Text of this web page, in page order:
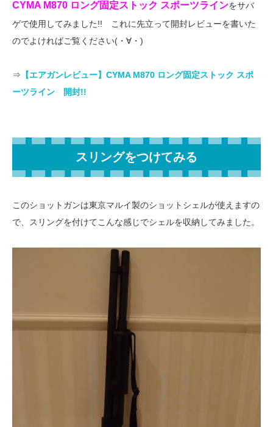
CYMA M870 ロング固定ストック スポーツラインをサバ
ゲで使用してみました!! これに先立って開封レビューを書いた
のでよければご覧ください(・∀・)
⇒ 【エアガンレビュー】CYMA M870 ロング固定ストック スポ
ーツライン 開封!!
スリングをつけてみる
このショットガンは東京マルイ製のショットシェルが使えますの
で、スリングを付けてこんな感じでシェルを収納してみました。